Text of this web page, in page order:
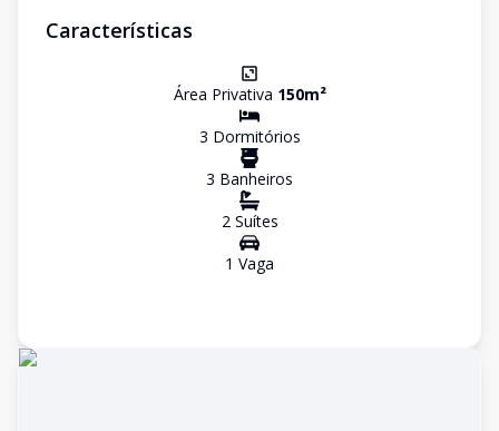
Características
Área Privativa 150m²
3 Dormitórios
3 Banheiros
2Suítes
1 Vaga